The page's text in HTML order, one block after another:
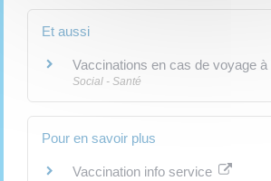
Et aussi
Vaccinations en cas de voyage à
Social - Santé
Pour en savoir plus
Vaccination info service